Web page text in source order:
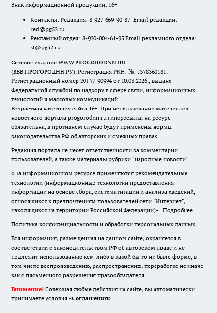
Знак информационной продукции: 16+
Контакты: Редакция: 8-927-669-90-87 Email редакции:
red@pg52.ru
Рекламный отдел: 8-920-004-61-95 Email рекламного отдела:
st@pg52.ru
Сетевое издание WWW.PROGORODNN.RU
(ВВВ.ПРОГОРОДНН.РУ). Регистрация РКН: №: 7378360181.
Регистрационный номер ЭЛ 77-90994 от 10.03.2026., выдано
Федеральной службой по надзору в сфере связи, информационных
технологий и массовых коммуникаций.
Возрастная категория сайта 16+. При использовании материалов
новостного портала progorodnn.ru гиперссылка на ресурс
обязательна, в противном случае будут применены нормы
законодательства РФ об авторских и смежных правах.
Редакция портала не несет ответственности за комментарии
пользователей, а также материалы рубрики "народные новости".
«На информационном ресурсе применяются рекомендательные
технологии (информационные технологии предоставления
информации на основе сбора, систематизации и анализа сведений,
относящихся к предпочтениям пользователей сети "Интернет",
находящихся на территории Российской Федерации)». Подробнее
Политика конфиденциальности и обработки персональных данных
Вся информация, размещенная на данном сайте, охраняется в
соответствии с законодательством РФ об авторском праве и не
подлежит использованию кем-либо в какой бы то ни было форме, в
том числе воспроизведению, распространению, переработке не иначе
как с письменного разрешения правообладателя.
Внимание! Совершая любые действия на сайте, вы автоматически
принимаете условия «Cоглашения»